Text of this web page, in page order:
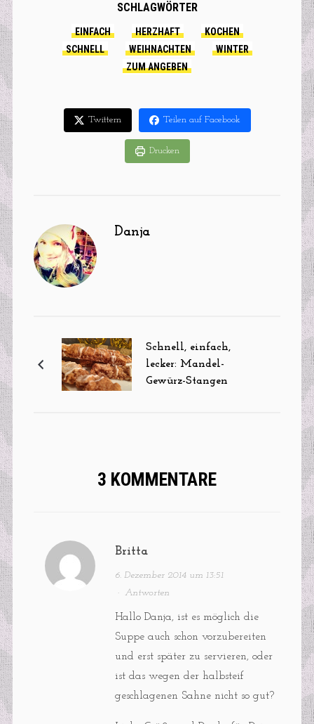
SCHLAGWÖRTER
EINFACH HERZHAFT
KOCHEN
SCHNELL
WEIHNACHTEN
WINTER
ZUM ANGEBEN
Twittern Teilen auf Facebook
Drucken
Danja
Schnell, einfach,
lecker: Mandel-
Gewürz-Stangen
3 KOMMENTARE
Britta
6. Dezember 2014 um 13:51
· Antworten
Hallo Danja, ist es möglich die
Suppe auch schon vorzubereiten
und erst später zu servieren, oder
ist das wegen der halbsteif
geschlagenen Sahne nicht so gut?